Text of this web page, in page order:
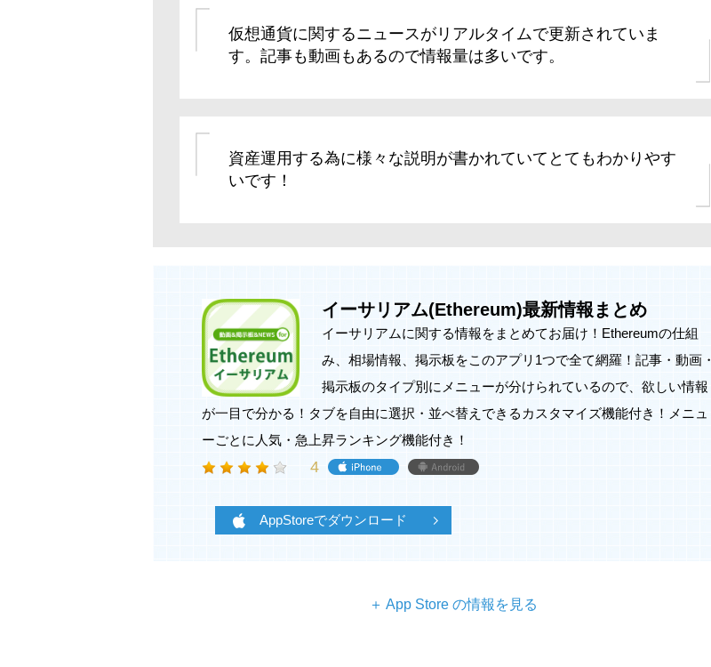
仮想通貨に関するニュースがリアルタイムで更新されていま
す。記事も動画もあるので情報量は多いです。
資産運用する為に様々な説明が書かれていてとてもわかりやす
いです！
イーサリアム(Ethereum)最新情報まとめ
イーサリアムに関する情報をまとめてお届け！Ethereumの仕組
み、相場情報、掲示板をこのアプリ1つで全て網羅！記事・動画・
掲示板のタイプ別にメニューが分けられているので、欲しい情報
が一目で分かる！タブを自由に選択・並べ替えできるカスタマイズ機能付き！メニュ
ーごとに人気・急上昇ランキング機能付き！
4
AppStoreでダウンロード
＋ App Store の情報を見る